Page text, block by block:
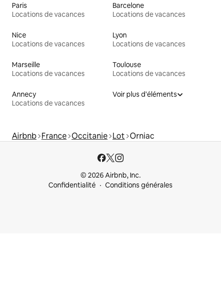
Paris
Locations de vacances
Barcelone
Locations de vacances
Nice
Locations de vacances
Lyon
Locations de vacances
Marseille
Locations de vacances
Toulouse
Locations de vacances
Annecy
Locations de vacances
Voir plus d'éléments
Airbnb France Occitanie Lot Orniac
© 2026 Airbnb, Inc.
Confidentialité
Conditions générales